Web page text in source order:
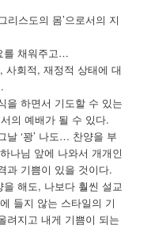
스도의 몸’으로서의 지
를 채워주고…
사회적, 재정적 상태에 대
을 하면서 기도할 수 있는
의 예배가 될 수 있다.
‘꽝’ 나도… 찬양을 부
나님 앞에 나와서 개개인
과 기쁨이 있을 것이다.
해도, 나보다 훨씬 설교
들지 않는 스타일의 기
려지고 내게 기쁨이 되는